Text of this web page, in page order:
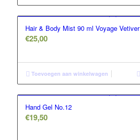
Hair & Body Mist 90 ml Voyage Vetiver
€25,00
Toevoegen aan winkelwagen
Hand Gel No.12
€19,50